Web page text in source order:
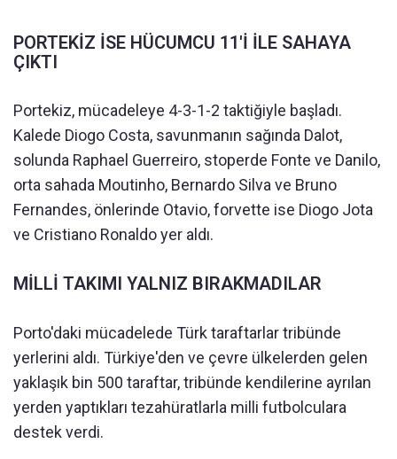
PORTEKİZ İSE HÜCUMCU 11'İ İLE SAHAYA
ÇIKTI
Portekiz, mücadeleye 4-3-1-2 taktiğiyle başladı.
Kalede Diogo Costa, savunmanın sağında Dalot,
solunda Raphael Guerreiro, stoperde Fonte ve Danilo,
orta sahada Moutinho, Bernardo Silva ve Bruno
Fernandes, önlerinde Otavio, forvette ise Diogo Jota
ve Cristiano Ronaldo yer aldı.
MİLLİ TAKIMI YALNIZ BIRAKMADILAR
Porto'daki mücadelede Türk taraftarlar tribünde
yerlerini aldı. Türkiye'den ve çevre ülkelerden gelen
yaklaşık bin 500 taraftar, tribünde kendilerine ayrılan
yerden yaptıkları tezahüratlarla milli futbolculara
destek verdi.